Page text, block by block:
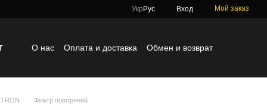
Укр Рус Вход Мой заказ
О нас Оплата и доставка
Обмен и возврат
Фільтр повітряний